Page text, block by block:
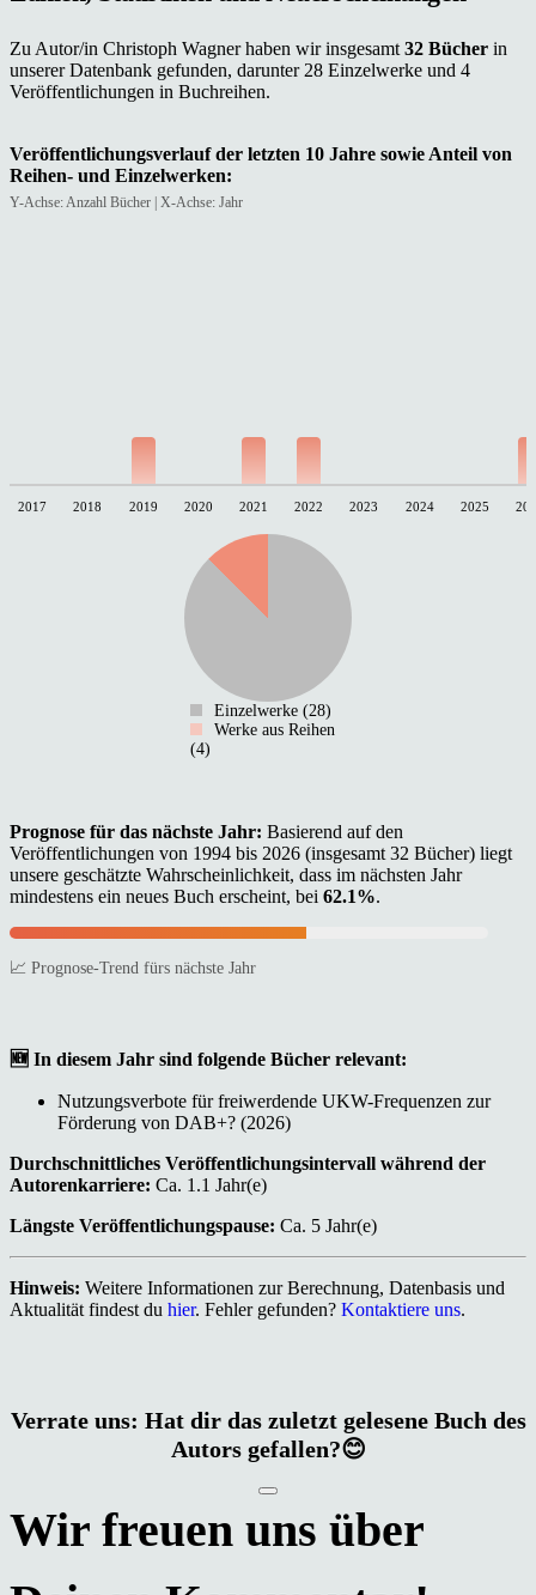
Zu Autor/in Christoph Wagner haben wir insgesamt 32 Bücher in
unserer Datenbank gefunden, darunter 28 Einzelwerke und 4
Veröffentlichungen in Buchreihen.
Veröffentlichungsverlauf der letzten 10 Jahre sowie Anteil von
Reihen- und Einzelwerken:
Y-Achse: Anzahl Bücher | X-Achse: Jahr
2017 2018 2019 2020 2021 2022 2023 2024 2025
Einzelwerke (28)
Werke aus Reihen
(4)
Prognose für das nächste Jahr: Basierend auf den
Veröffentlichungen von 1994 bis 2026 (insgesamt 32 Bücher) liegt
unsere geschätzte Wahrscheinlichkeit, dass im nächsten Jahr
mindestens ein neues Buch erscheint, bei 62.1%.
📈 Prognose-Trend fürs nächste Jahr
🆕 In diesem Jahr sind folgende Bücher relevant:
Nutzungsverbote für freiwerdende UKW-Frequenzen zur
Förderung von DAB+? (2026)
Durchschnittliches Veröffentlichungsintervall während der
Autorenkarriere: Ca. 1.1 Jahr(e)
Längste Veröffentlichungspause: Ca. 5 Jahr(e)
Hinweis: Weitere Informationen zur Berechnung, Datenbasis und
Aktualität findest du hier. Fehler gefunden? Kontaktiere uns.
Verrate uns: Hat dir das zuletzt gelesene Buch des
Autors gefallen?😊